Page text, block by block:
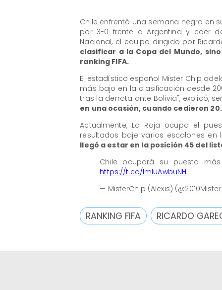
Chile enfrentó una semana negra en
por 3-0 frente a Argentina y caer
Nacional, el equipo dirigido por
clasificar a la Copa del Mundo,
ranking FIFA.
El estadístico español Mister Chip
más bajo en la clasificación desde
tras la derrota ante Bolivia", explicó,
en una ocasión, cuando cedieron
Actualmente, La Roja ocupa el
resultados baje varios escalones en
llegó a estar en la posición 45 del
Chile ocupará su puesto
https://t.co/lmluAwbuNH
— MisterChip (Alexis)
RANKING FIFA RICARDO